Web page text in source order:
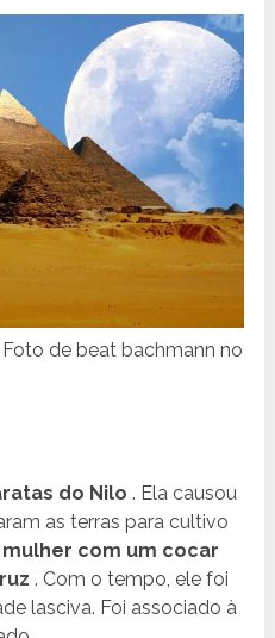
de beat bachmann no
do Nilo . Ela causou
as terras para cultivo
mulher com um cocar
. Com o tempo, ele foi
lasciva. Foi associado à